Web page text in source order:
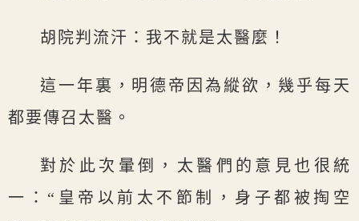
胡院判流汗：我不就是太醫麼！
這一年裏，明德帝因為縱欲，幾乎每天
都要傳召太醫。
對於此次暈倒，太醫們的意見也很統
一：“皇帝以前太不節制，身子都被掏空